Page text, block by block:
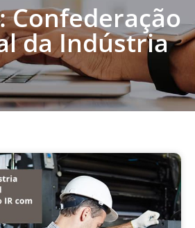
Confederação
da Indústria